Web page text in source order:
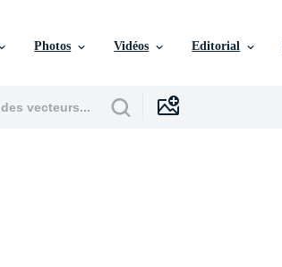
Photos Vidéos Editorial